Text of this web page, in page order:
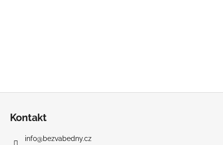
Kontakt
info@bezvabedny.cz